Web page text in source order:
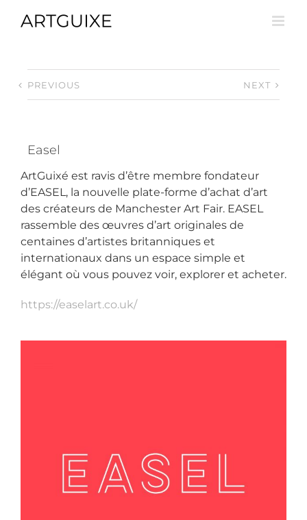
PREVIOUS NEXT
Easel
ArtGuixé est ravis d’être membre fondateur
d’EASEL, la nouvelle plate-forme d’achat d’art
des créateurs de Manchester Art Fair. EASEL
rassemble des œuvres d’art originales de
centaines d’artistes britanniques et
internationaux dans un espace simple et
élégant où vous pouvez voir, explorer et acheter.
https://easelart.co.uk/